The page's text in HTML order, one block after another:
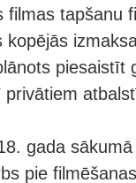
tapšanu
piesaistīt
gada
pie